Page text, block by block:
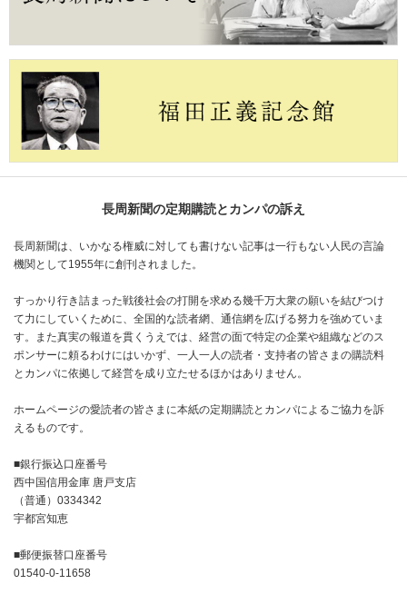
長周新聞の定期購読とカンパの訴え
長周新聞は、いかなる権威に対しても書けない記事は一行もない人民の言論
機関として1955年に創刊されました。
すっかり行き詰まった戦後社会の打開を求める幾千万大衆の願いを結びつけ
て力にしていくために、全国的な読者網、通信網を広げる努力を強めていま
す。また真実の報道を貫くうえでは、経営の面で特定の企業や組織などのス
ポンサーに頼るわけにはいかず、一人一人の読者・支持者の皆さまの購読料
とカンパに依拠して経営を成り立たせるほかはありません。
ホームページの愛読者の皆さまに本紙の定期購読とカンパによるご協力を訴
えるものです。
■銀行振込口座番号
西中国信用金庫 唐戸支店
（普通）0334342
宇都宮知恵
■郵便振替口座番号
01540-0-11658